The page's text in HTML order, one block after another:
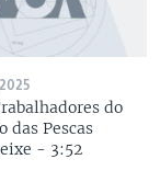
do
das Pescas
- 3:52